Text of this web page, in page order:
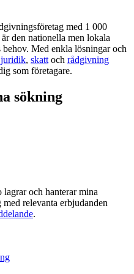
med 1 000
den nationella men lokala
Med enkla lösningar och
juridik, skatt och rådgivning
som företagare.
sökning
och hanterar mina
relevanta erbjudanden
.